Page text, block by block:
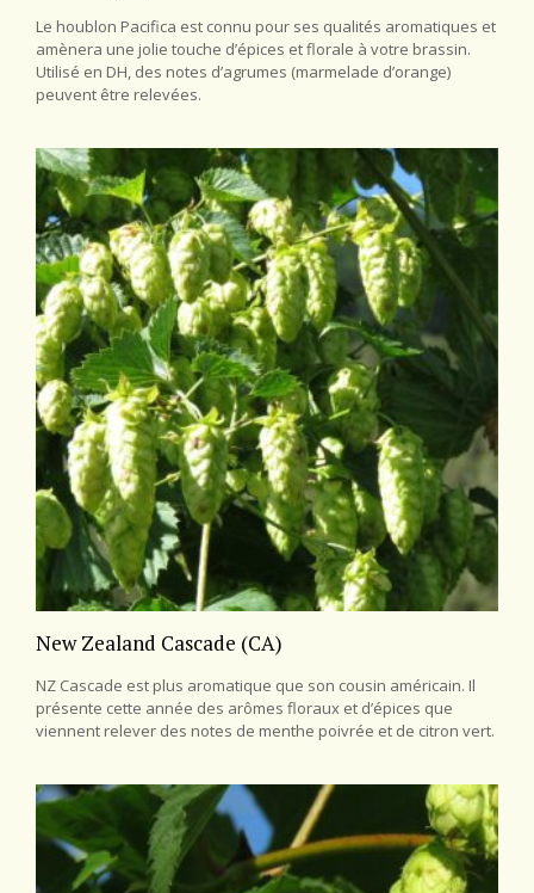
Le houblon Pacifica est connu pour ses qualités aromatiques et
amènera une jolie touche d’épices et florale à votre brassin.
Utilisé en DH, des notes d’agrumes (marmelade d’orange)
peuvent être relevées.
New Zealand Cascade (CA)
NZ Cascade est plus aromatique que son cousin américain. Il
présente cette année des arômes floraux et d’épices que
viennent relever des notes de menthe poivrée et de citron vert.